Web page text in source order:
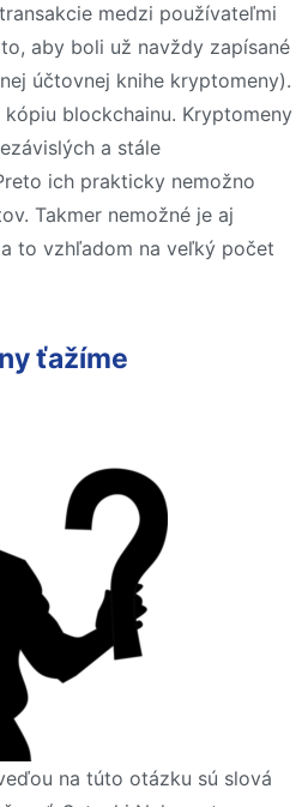
medzi používateľmi
aby boli už navždy zapísané
účtovnej knihe kryptomeny).
blockchainu. Kryptomeny
a stále
ich prakticky nemožno
Takmer nemožné je aj
to vzhľadom na veľký počet
ťažíme
na túto otázku sú slová